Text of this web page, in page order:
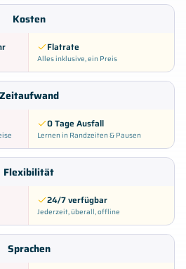
Kosten
Flatrate
Alles inklusive, ein Preis
Zeitaufwand
0 Tage Ausfall
Lernen in Randzeiten & Pausen
Flexibilität
24/7 verfügbar
Jederzeit, überall, offline
Sprachen